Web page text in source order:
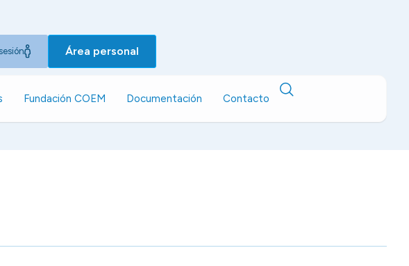
Área personal
Fundación COEM Documentación Contacto